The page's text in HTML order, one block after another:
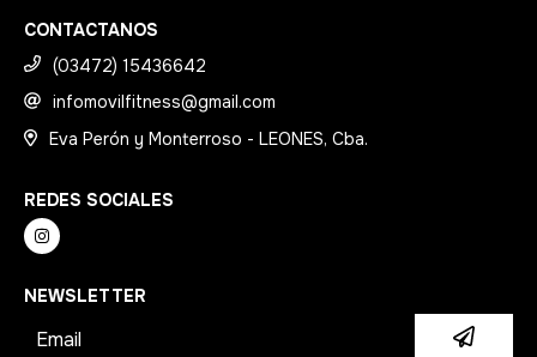
CONTACTANOS
(03472) 15436642
infomovilfitness@gmail.com
Eva Perón y Monterroso - LEONES, Cba.
REDES SOCIALES
NEWSLETTER